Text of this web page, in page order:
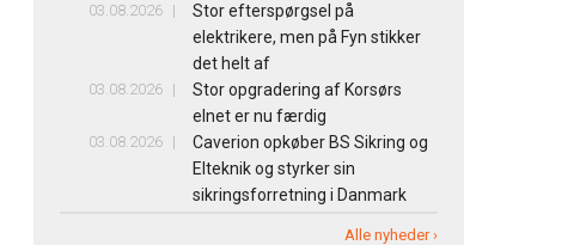
03.08.2026
Stor efterspørgsel på
elektrikere, men på Fyn stikker
det helt af
03.08.2026
Stor opgradering af Korsørs
elnet er nu færdig
03.08.2026
Caverion opkøber BS Sikring og
Elteknik og styrker sin
sikringsforretning i Danmark
Alle nyheder ›